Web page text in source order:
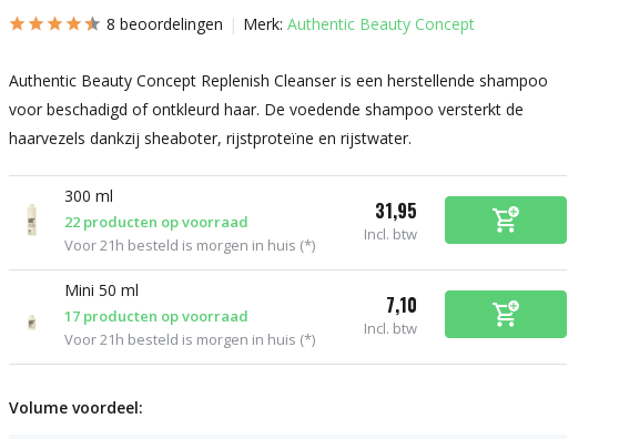
Account aanmaken
8 beoordelingen Merk: Authentic Beauty Concept
Authentic Beauty Concept Replenish Cleanser is een herstellende shampoo
voor beschadigd of ontkleurd haar. De voedende shampoo versterkt de
haarvezels dankzij sheaboter, rijstproteïne en rijstwater.
300 ml
22 producten op voorraad
Voor 21h besteld is morgen in huis (*)
31,95
Incl. btw
Mini 50 ml
17 producten op voorraad
Voor 21h besteld is morgen in huis (*)
7,10
Incl. btw
Volume voordeel: